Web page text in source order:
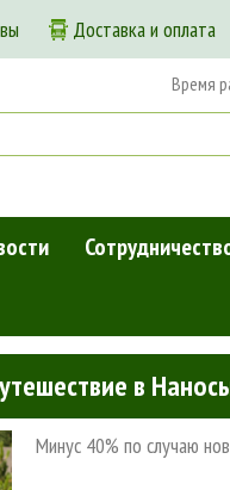
Доставка и оплата
Время
в
Минус 40% по случаю